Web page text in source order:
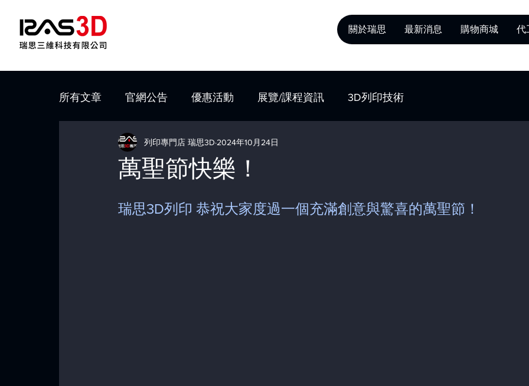
關於瑞思 最新消息 購物商城 代
所有文章 官網公告 優惠活動 展覽/課程資訊 3D列印技術
萬聖節快樂！
列印專門店 瑞思3D 2024年10月24日
瑞思3D列印 恭祝大家度過一個充滿創意與驚喜的萬聖節！